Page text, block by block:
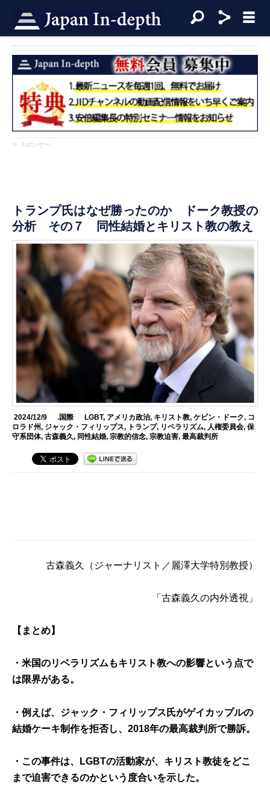
※ スポンサー
トランプ氏はなぜ勝ったのか ドーク教授の
分析 その７ 同性結婚とキリスト教の教え
2024/12/9 .国際 LGBT, アメリカ政治, キリスト教, ケビン・ドーク, コ
ロラド州, ジャック・フィリップス, トランプ, リベラリズム, 人権委員会,保
守系団体,古森義久, 同性結婚,宗教的信念,宗教迫害,最高裁判所
古森義久 （ジャーナリスト／麗澤大学特別教授）
「古森義久の内外透視」
【まとめ】
・米国のリベラリズムもキリスト教への影響という点で
は限界がある。
・例えば、ジャック・フィリップス氏がゲイカップルの
結婚ケーキ制作を拒否し、2018年の最高裁判所で勝訴。
・この事件は、LGBTの活動家が、キリスト教徒をどこ
まで迫害できるのかという度合いを示した。